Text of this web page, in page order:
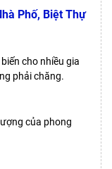
Phố, Biệt Thự
cho nhiều gia
phải chăng.
của phong